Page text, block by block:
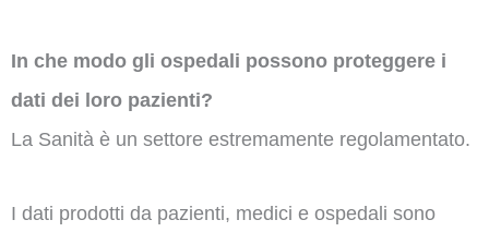
In che modo gli ospedali possono proteggere i
dati dei loro pazienti?
La Sanità è un settore estremamente regolamentato.
I dati prodotti da pazienti, medici e ospedali sono